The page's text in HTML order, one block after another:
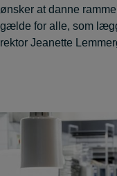
ønsker at danne
gælde for alle, som
rektor Jeanette